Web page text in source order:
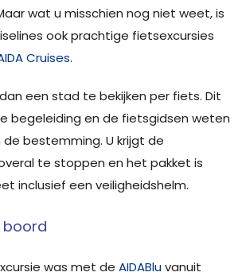
wat u misschien nog niet weet, is
ook prachtige fietsexcursies
Cruises.
een stad te bekijken per fiets. Dit
begeleiding en de fietsgidsen weten
bestemming. U krijgt de
te stoppen en het pakket is
inclusief een veiligheidshelm.
boord
was met de AIDABluvanuit